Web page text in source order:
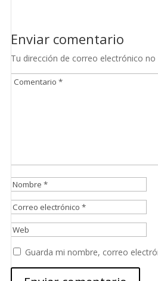
Enviar comentario
Tu dirección de correo electrónico no
Guarda mi nombre, correo